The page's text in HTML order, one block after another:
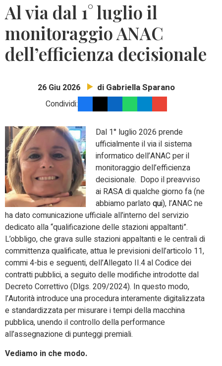
Al via dal 1° luglio il
monitoraggio ANAC
dell’efficienza decisionale
26 Giu 2026 di Gabriella Sparano
Condividi:
Dal 1° luglio 2026 prende
ufficialmente il via il sistema
informatico dell’ANAC per il
monitoraggio dell’efficienza
decisionale. Dopo il preavviso
ai RASA di qualche giorno fa (ne
abbiamo parlatoqui), l’ANAC ne
ha dato comunicazione ufficiale all’interno del servizio
dedicato alla “qualificazione delle stazioni appaltanti”.
L’obbligo, che grava sulle stazioni appaltanti e le centrali di
committenza qualificate, attua le previsioni dell’articolo 11,
commi 4-bis e seguenti, dell’Allegato II.4 al Codice dei
contratti pubblici, a seguito delle modifiche introdotte dal
Decreto Correttivo (Dlgs. 209/2024). In questo modo,
l’Autorità introduce una procedura interamente digitalizzata
e standardizzata per misurare i tempi della macchina
pubblica, unendo il controllo della performance
all’assegnazione di punteggi premiali.
Vediamo in che modo.